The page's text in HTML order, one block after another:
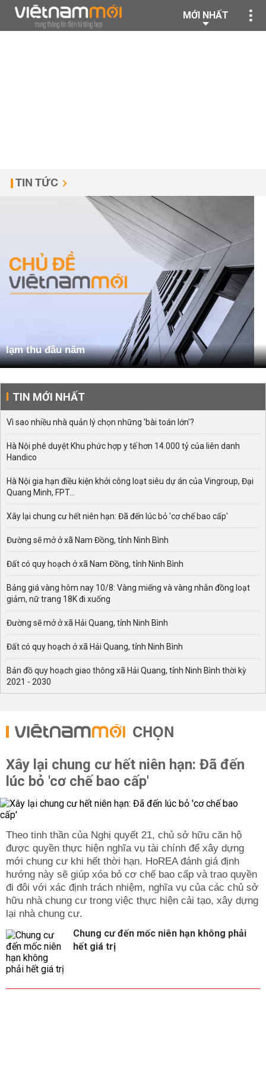
MỚI NHẤT
TIN TỨC
lạm thu đầu năm
TIN MỚI NHẤT
Vì sao nhiều nhà quản lý chọn những 'bài toán lớn'?
Hà Nội phê duyệt Khu phức hợp y tế hơn 14.000 tỷ của liên danh
Handico
Hà Nội gia hạn điều kiện khởi công loạt siêu dự án của Vingroup, Đại
Quang Minh, FPT...
Xây lại chung cư hết niên hạn: Đã đến lúc bỏ 'cơ chế bao cấp'
Đường sẽ mở ở xã Nam Đồng, tỉnh Ninh Bình
Đất có quy hoạch ở xã Nam Đồng, tỉnh Ninh Bình
Bảng giá vàng hôm nay 10/8: Vàng miếng và vàng nhẫn đồng loạt
giảm, nữ trang 18K đi xuống
Đường sẽ mở ở xã Hải Quang, tỉnh Ninh Bình
Đất có quy hoạch ở xã Hải Quang, tỉnh Ninh Bình
Bản đồ quy hoạch giao thông xã Hải Quang, tỉnh Ninh Bình thời kỳ
2021 - 2030
CHỌN
Xây lại chung cư hết niên hạn: Đã đến
lúc bỏ 'cơ chế bao cấp'
Theo tinh thần của Nghị quyết 21, chủ sở hữu căn hộ
được quyền thực hiện nghĩa vụ tài chính để xây dựng
mới chung cư khi hết thời hạn. HoREA đánh giá định
hướng này sẽ giúp xóa bỏ cơ chế bao cấp và trao quyền
đi đôi với xác định trách nhiệm, nghĩa vụ của các chủ sở
hữu nhà chung cư trong việc thực hiện cải tạo, xây dựng
lại nhà chung cư.
Chung cư đến mốc niên hạn không phải
hết giá trị